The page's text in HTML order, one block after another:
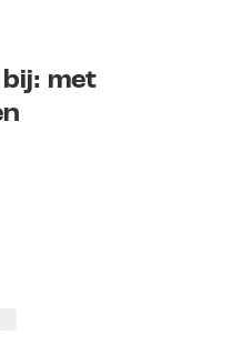
met